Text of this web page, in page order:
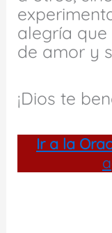
alegría que
de amor y
¡Dios te
Ir a la